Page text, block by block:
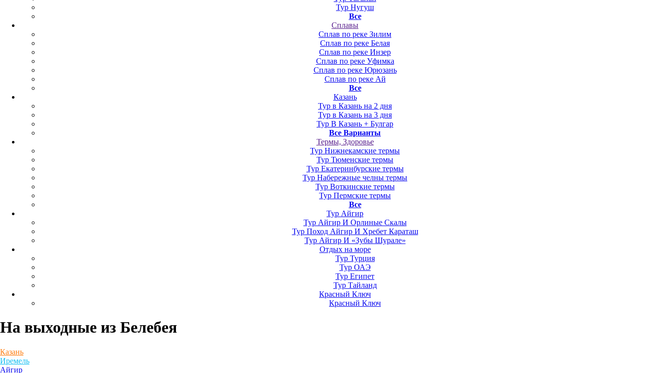
Тур Нугуш
Все
Сплавы
Сплав по реке Зилим
Сплав по реке Белая
Сплав по реке Инзер
Сплав по реке Уфимка
Сплав по реке Юрюзань
Сплав по реке Ай
Все
Казань
Тур в Казань на 2 дня
Тур в Казань на 3 дня
Тур В Казань + Булгар
Все Варианты
Термы, Здоровье
Тур Нижнекамские термы
Тур Тюменские термы
Тур Екатеринбурские термы
Тур Набережные челны термы
Тур Воткинские термы
Тур Пермские термы
Все
Тур Айгир
Тур Айгир И Орлиные Скалы
Тур Поход Айгир И Хребет Караташ
Тур Айгир И «Зубы Шурале»
Отдых на море
Тур Турция
Тур ОАЭ
Тур Египет
Тур Тайланд
Красный Ключ
Красный Ключ
На выходные из Белебея
Казань
Иремель
Айгир